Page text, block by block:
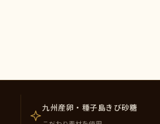
九州産卵・種子島きび砂糖